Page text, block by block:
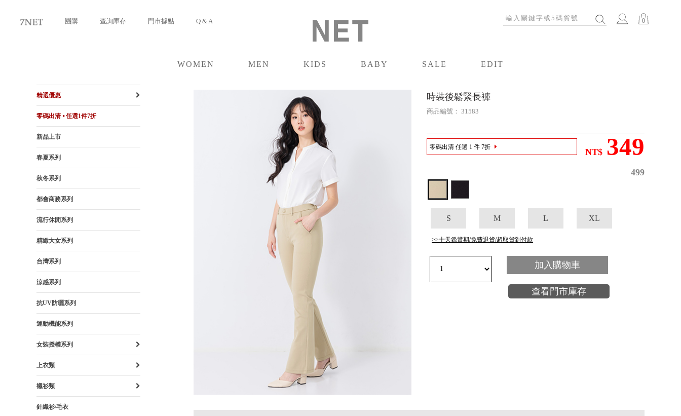
團購 查詢庫存 門市據點 Q & A 0
WOMEN
MEN
KIDS
BABY
SALE
EDIT
精選優惠
零碼出清 ⦁ 任選1件7折
新品上市
春夏系列
秋冬系列
都會商務系列
流行休閒系列
精緻大女系列
台灣系列
涼感系列
抗UV防曬系列
運動機能系列
女裝授權系列
上衣類
襯衫類
針織衫/毛衣
時裝後鬆緊長褲
商品編號： 31583
零碼出清 任選 1 件 7折
NT$ 349
499
S M L XL
>>十天鑑賞期/免費退貨/超取貨到付款
加入購物車
查看門市庫存